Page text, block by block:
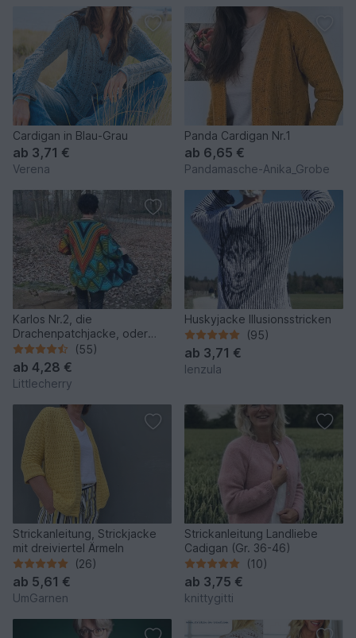
Cardigan in Blau-Grau
ab 3,71 €
Verena
Panda Cardigan Nr.1
ab 6,65 €
Pandamasche-Anika_Grobe
Karlos Nr.2, die
Drachenpatchjacke, oder
einfach nur WOW!
(55)
ab 4,28 €
Littlecherry
Huskyjacke Illusionsstricken
(95)
ab 3,71 €
lenzula
Strickanleitung, Strickjacke
mit dreiviertel Ärmeln
(26)
ab 5,61 €
UmGarnen
Strickanleitung Landliebe
Cadigan (Gr. 36-46)
(10)
ab 3,75 €
knittygitti